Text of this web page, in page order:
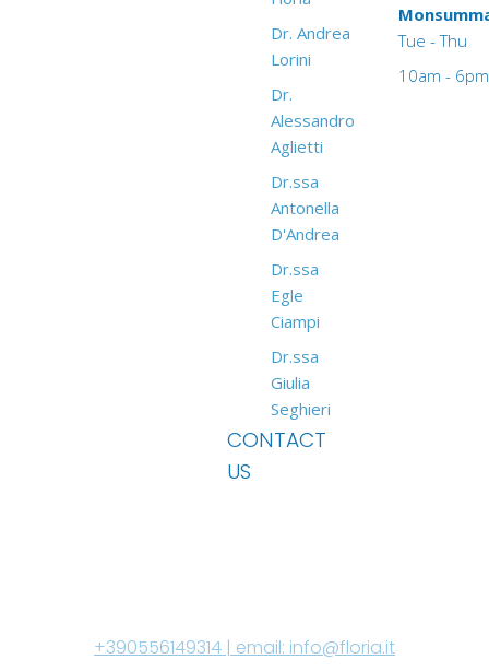
Dr. Andrea
Lorini
Dr.
Alessandro
Aglietti
Dr.ssa
Antonella
D'Andrea
Dr.ssa
Egle
Ciampi
Dr.ssa
Giulia
Seghieri
CONTACT
US
Tue - Thu
10am - 6pm
+390556149314 | email: info@floria.it